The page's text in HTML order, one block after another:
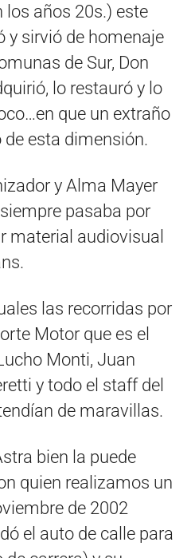
los años 20s.) este
y sirvió de homenaje
de Sur, Don
lo restauró y lo
que un extraño
esta dimensión.
y Alma Mayer
pasaba por
material audiovisual
las recorridas por
Motor que es el
Monti, Juan
y todo el staff del
de maravillas.
bien la puede
quien realizamos un
de 2002
el auto de calle para